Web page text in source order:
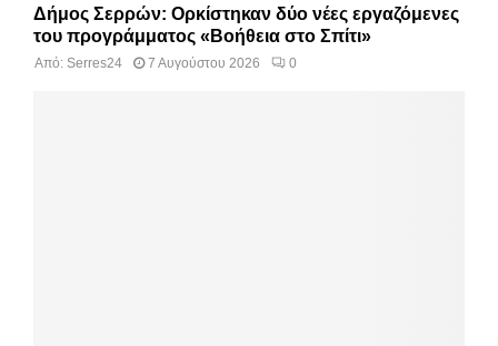
Δήμος Σερρών: Ορκίστηκαν δύο νέες εργαζόμενες
του προγράμματος «Βοήθεια στο Σπίτι»
Από: Serres24 7 Αυγούστου 2026 0